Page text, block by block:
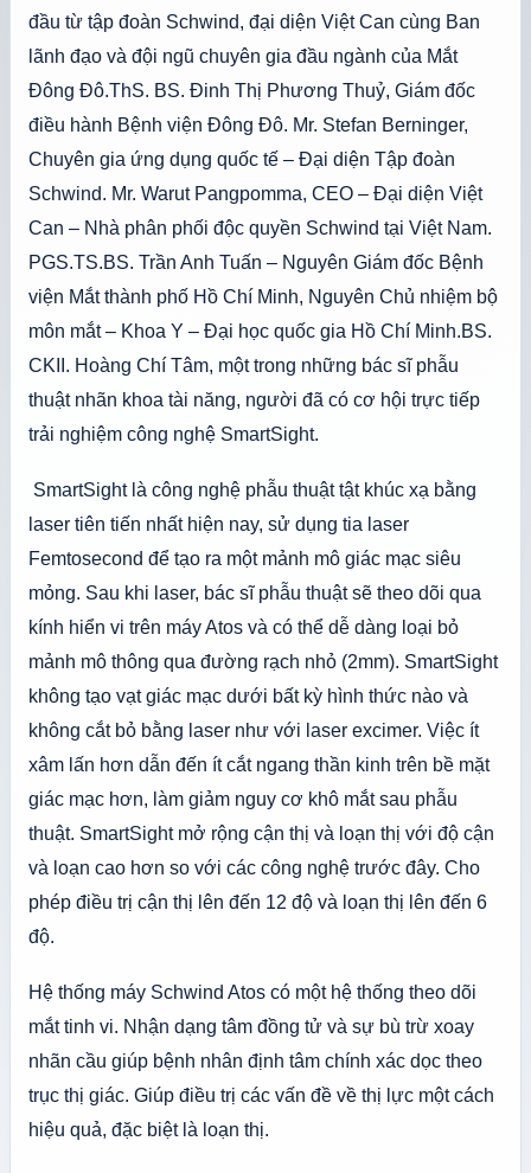
đầu từ tập đoàn Schwind, đại diện Việt Can cùng Ban
lãnh đạo và đội ngũ chuyên gia đầu ngành của Mắt
Đông Đô.ThS. BS. Đinh Thị Phương Thuỷ, Giám đốc
điều hành Bệnh viện Đông Đô. Mr. Stefan Berninger,
Chuyên gia ứng dụng quốc tế – Đại diện Tập đoàn
Schwind. Mr. Warut Pangpomma, CEO – Đại diện Việt
Can – Nhà phân phối độc quyền Schwind tại Việt Nam.
PGS.TS.BS. Trần Anh Tuấn – Nguyên Giám đốc Bệnh
viện Mắt thành phố Hồ Chí Minh, Nguyên Chủ nhiệm bộ
môn mắt – Khoa Y – Đại học quốc gia Hồ Chí Minh.BS.
CKII. Hoàng Chí Tâm, một trong những bác sĩ phẫu
thuật nhãn khoa tài năng, người đã có cơ hội trực tiếp
trải nghiệm công nghệ SmartSight.
SmartSight là công nghệ phẫu thuật tật khúc xạ bằng
laser tiên tiến nhất hiện nay, sử dụng tia laser
Femtosecond để tạo ra một mảnh mô giác mạc siêu
mỏng. Sau khi laser, bác sĩ phẫu thuật sẽ theo dõi qua
kính hiển vi trên máy Atos và có thể dễ dàng loại bỏ
mảnh mô thông qua đường rạch nhỏ (2mm). SmartSight
không tạo vạt giác mạc dưới bất kỳ hình thức nào và
không cắt bỏ bằng laser như với laser excimer. Việc ít
xâm lấn hơn dẫn đến ít cắt ngang thần kinh trên bề mặt
giác mạc hơn, làm giảm nguy cơ khô mắt sau phẫu
thuật. SmartSight mở rộng cận thị và loạn thị với độ cận
và loạn cao hơn so với các công nghệ trước đây. Cho
phép điều trị cận thị lên đến 12 độ và loạn thị lên đến 6
độ.
Hệ thống máy Schwind Atos có một hệ thống theo dõi
mắt tinh vi. Nhận dạng tâm đồng tử và sự bù trừ xoay
nhãn cầu giúp bệnh nhân định tâm chính xác dọc theo
trục thị giác. Giúp điều trị các vấn đề về thị lực một cách
hiệu quả, đặc biệt là loạn thị.